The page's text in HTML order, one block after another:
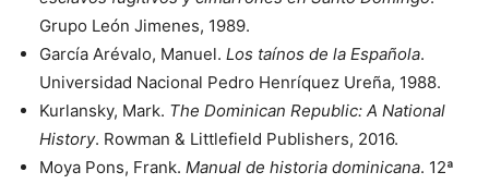
Grupo León Jimenes, 1989.
García Arévalo, Manuel. Los taínos de la Española.
Universidad Nacional Pedro Henríquez Ureña, 1988.
Kurlansky, Mark. The Dominican Republic: A National
History. Rowman & Littlefield Publishers, 2016.
Moya Pons, Frank. Manual de historia dominicana. 12ª